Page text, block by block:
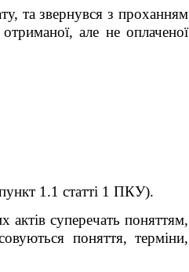
та звернувся з проханням
але не оплаченої
1.1 статті 1 ПКУ).
суперечать поняттям,
поняття, терміни,